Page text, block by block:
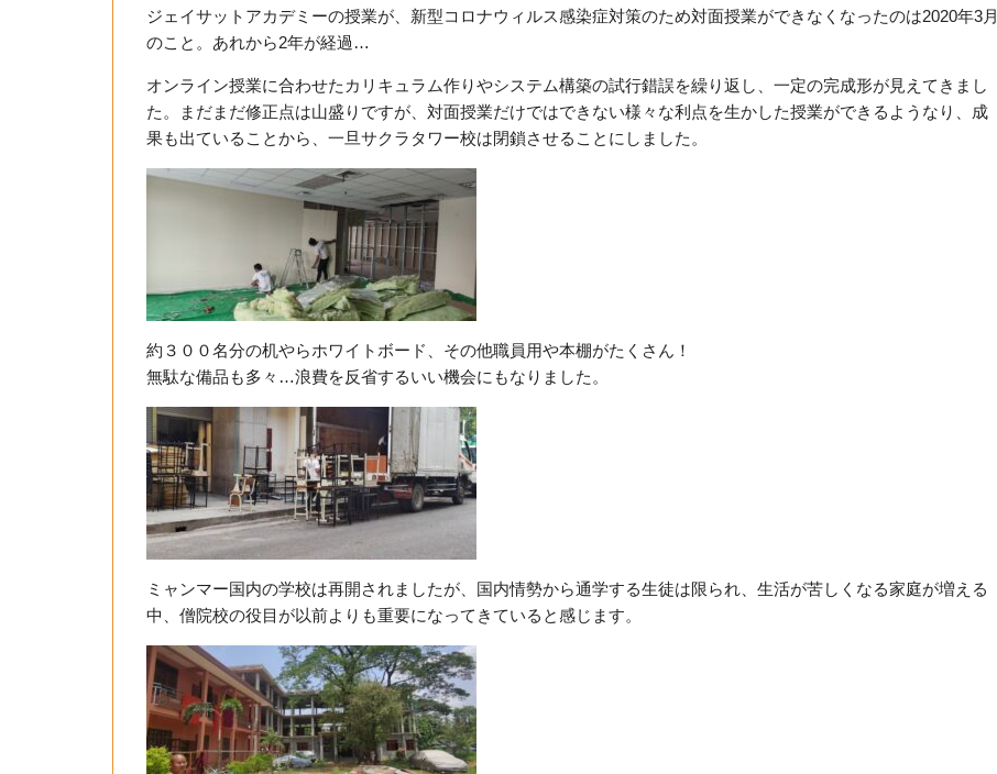
ジェイサットアカデミーの授業が、新型コロナウィルス感染症対策のため対面授業ができなくなったのは2020年3月
のこと。あれから2年が経過…
オンライン授業に合わせたカリキュラム作りやシステム構築の試行錯誤を繰り返し、一定の完成形が見えてきまし
た。まだまだ修正点は山盛りですが、対面授業だけではできない様々な利点を生かした授業ができるようなり、成
果も出ていることから、一旦サクラタワー校は閉鎖させることにしました。
約３００名分の机やらホワイトボード、その他職員用や本棚がたくさん！
無駄な備品も多々…浪費を反省するいい機会にもなりました。
ミャンマー国内の学校は再開されましたが、国内情勢から通学する生徒は限られ、生活が苦しくなる家庭が増える
中、僧院校の役目が以前よりも重要になってきていると感じます。